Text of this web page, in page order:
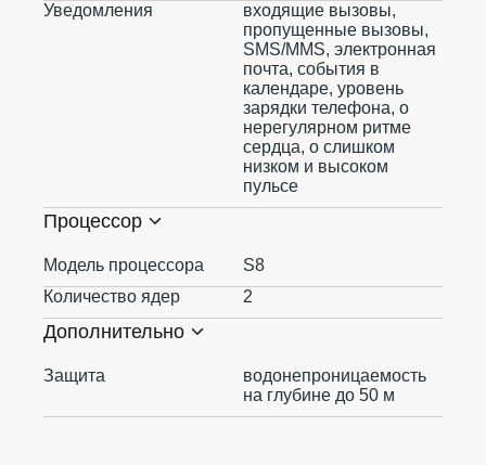
Уведомления
входящие вызовы,
пропущенные вызовы,
SMS/MMS, электронная
почта, события в
календаре, уровень
зарядки телефона, о
нерегулярном ритме
сердца, о слишком
низком и высоком
пульсе
Процессор
Модель процессора
S8
Количество ядер
2
Дополнительно
Защита
водонепроницаемость
на глубине до 50 м